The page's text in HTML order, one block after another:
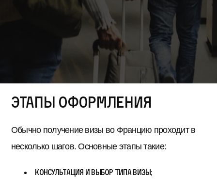
Этапы оформления
Обычно получение визы во Францию проходит в
несколько шагов. Основные этапы такие:
консультация и выбор типа визы;